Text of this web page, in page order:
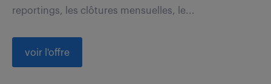
reportings, les clôtures mensuelles, le...
voir l'offre